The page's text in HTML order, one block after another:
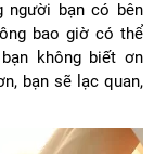
người bạn có bên
bao giờ có thể
không biết ơn
bạn sẽ lạc quan,